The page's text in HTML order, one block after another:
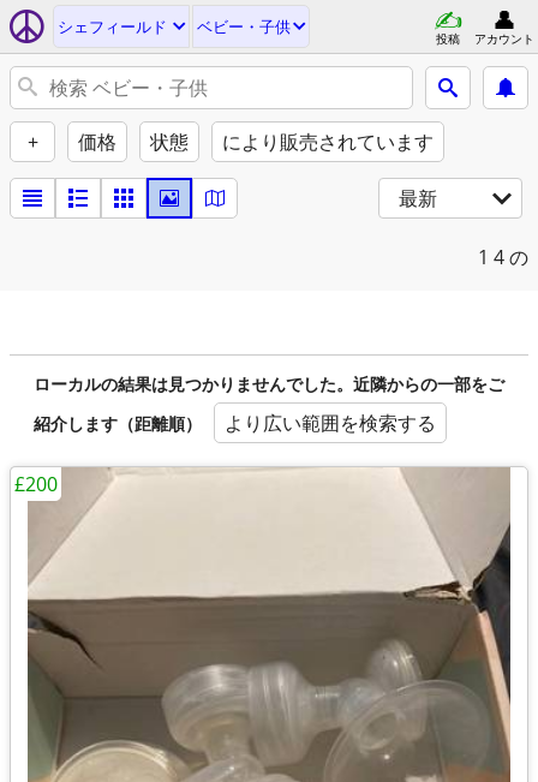
シェフィールド ベビー・子供
投稿 アカウント
+ 価格 状態 により販売されています
最新
1 4 の
ローカルの結果は見つかりませんでした。近隣からの一部をご
紹介します（距離順）
より広い範囲を検索する
£200